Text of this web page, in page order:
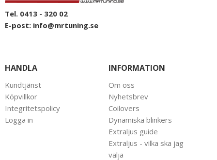
Tel. 0413 - 320 02
E-post: info@mrtuning.se
HANDLA
Kundtjänst
Köpvillkor
Integritetspolicy
Logga in
INFORMATION
Om oss
Nyhetsbrev
Coilovers
Dynamiska blinkers
Extraljus guide
Extraljus - vilka ska jag
välja